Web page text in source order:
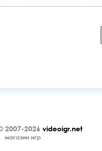
2007-2026 videoigr.net
магазин игр